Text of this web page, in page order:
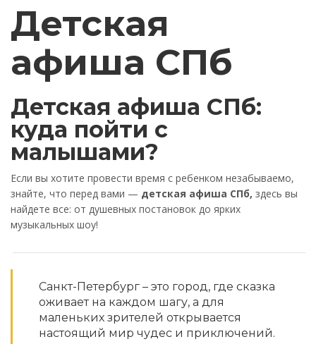
Детская
афиша СПб
Детская афиша СПб:
куда пойти с
малышами?
Если вы хотите провести время с ребенком незабываемо,
знайте, что перед вами — детская афиша СПб, здесь вы
найдете все: от душевных постановок до ярких
музыкальных шоу!
Санкт-Петербург – это город, где сказка
оживает на каждом шагу, а для
маленьких зрителей открывается
настоящий мир чудес и приключений.